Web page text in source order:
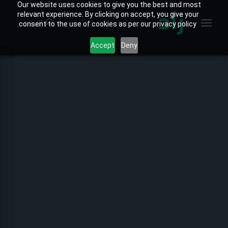
Our website uses cookies to give you the best and most
relevant experience. By clicking on accept, you give your
consent to the use of cookies as per our privacy policy.
Deny
Accept
البحث